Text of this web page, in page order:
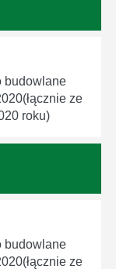
budowlane
ze
roku)
budowlane
ze